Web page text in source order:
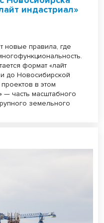
индастриал»
новые правила, где
формат «лайт
до Новосибирской
в этом
— часть масштабного
земельного